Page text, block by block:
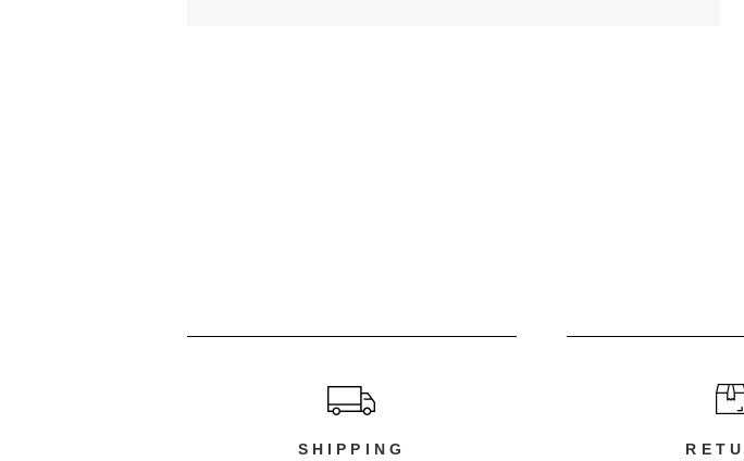
ショッピングガイド
SHIPPING